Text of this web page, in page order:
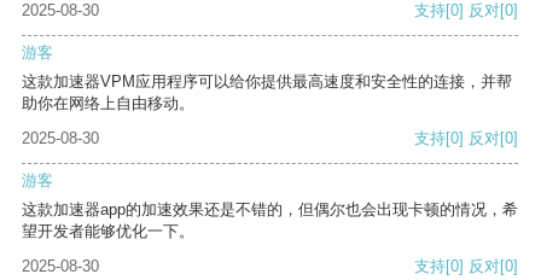
2025-08-30
支持[0] 反对[0]
游客
这款加速器VPM应用程序可以给你提供最高速度和安全性的连接，并帮
助你在网络上自由移动。
2025-08-30
支持[0] 反对[0]
游客
这款加速器app的加速效果还是不错的，但偶尔也会出现卡顿的情况，希
望开发者能够优化一下。
2025-08-30
支持[0] 反对[0]